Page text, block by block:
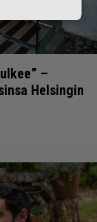
–
Helsingin